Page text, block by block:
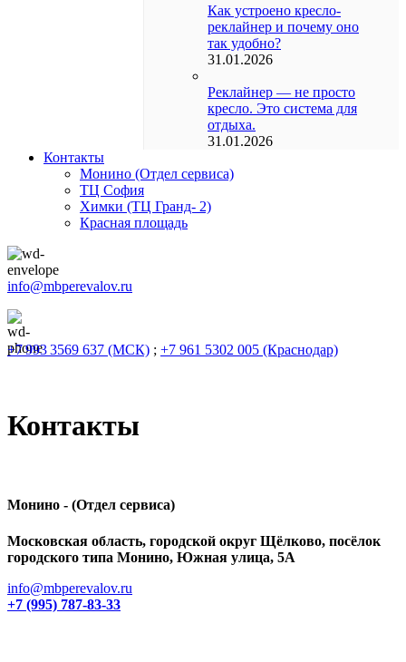
Как устроено кресло-
реклайнер и почему оно
так удобно?
31.01.2026
Реклайнер — не просто
кресло. Это система для
отдыха.
31.01.2026
Контакты
Монино (Отдел сервиса)
ТЦ София
Химки (ТЦ Гранд- 2)
Красная площадь
info@mbperevalov.ru
+7 993 3569 637 (МСК) ; +7 961 5302 005 (Краснодар)
Контакты
Монино - (Отдел сервиса)
Московская область, городской округ Щёлково, посёлок
городского типа Монино, Южная улица, 5А
info@mbperevalov.ru
+7 (995) 787-83-33